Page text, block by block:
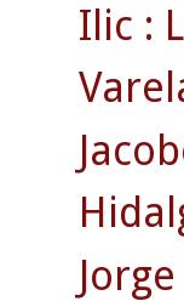
Ilic :